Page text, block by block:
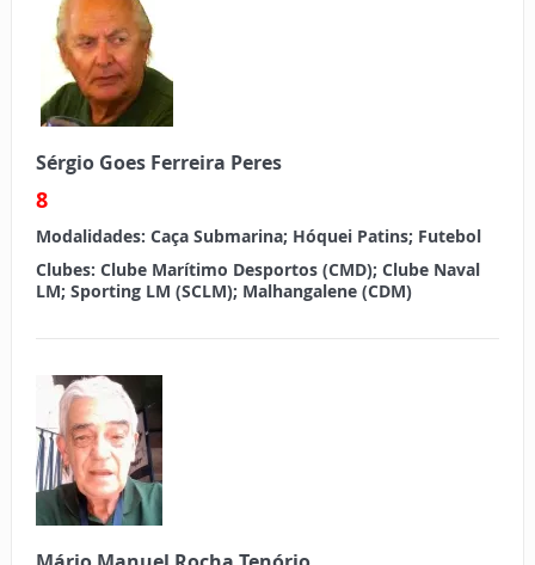
Sérgio Goes Ferreira Peres
8
Modalidades: Caça Submarina; Hóquei Patins; Futebol
Clubes: Clube Marítimo Desportos (CMD); Clube Naval
LM; Sporting LM (SCLM); Malhangalene (CDM)